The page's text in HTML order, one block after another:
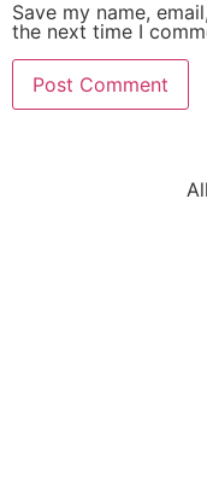
Save my name,
the next time I